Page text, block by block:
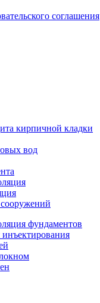
соглашения
кирпичной кладки
вод
фундаментов